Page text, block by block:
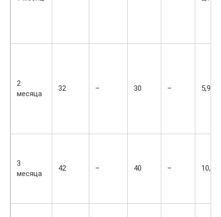
2
месяца
32 – 30 – 5,9
3
месяца
42 – 40 – 10,5